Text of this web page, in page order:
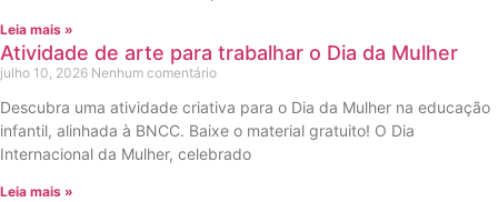
Leia mais »
Atividade de arte para trabalhar o Dia da Mulher
julho 10, 2026 Nenhum comentário
Descubra uma atividade criativa para o Dia da Mulher na educação
infantil, alinhada à BNCC. Baixe o material gratuito! O Dia
Internacional da Mulher, celebrado
Leia mais »